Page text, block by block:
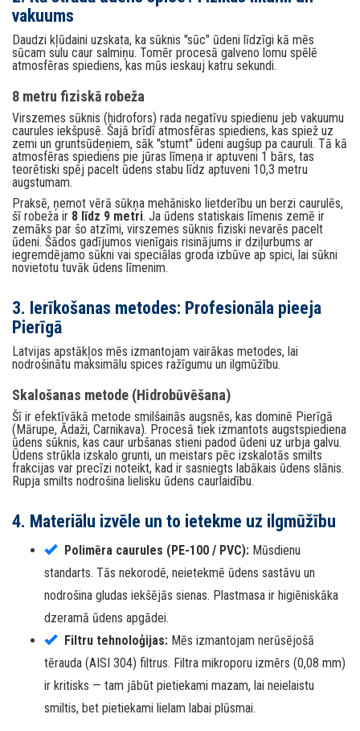
vakuums
Daudzi kļūdaini uzskata, ka sūknis "sūc" ūdeni līdzīgi kā mēs
sūcam sulu caur salmiņu. Tomēr procesā galveno lomu spēlē
atmosfēras spiediens, kas mūs ieskauj katru sekundi.
8 metru fiziskā robeža
Virszemes sūknis (hidrofors) rada negatīvu spiedienu jeb vakuumu
caurules iekšpusē. Šajā brīdī atmosfēras spiediens, kas spiež uz
zemi un gruntsūdeņiem, sāk "stumt" ūdeni augšup pa cauruli. Tā kā
atmosfēras spiediens pie jūras līmeņa ir aptuveni 1 bārs, tas
teorētiski spēj pacelt ūdens stabu līdz aptuveni 10,3 metru
augstumam.
Praksē, ņemot vērā sūkņa mehānisko lietderību un berzi caurulēs,
šī robeža ir 8 līdz 9 metri. Ja ūdens statiskais līmenis zemē ir
zemāks par šo atzīmi, virszemes sūknis fiziski nevarēs pacelt
ūdeni. Šādos gadījumos vienīgais risinājums ir dziļurbums ar
iegremdējamo sūkni vai speciālas groda izbūve ap spici, lai sūkni
novietotu tuvāk ūdens līmenim.
3. Ierīkošanas metodes: Profesionāla pieeja
Pierīgā
Latvijas apstākļos mēs izmantojam vairākas metodes, lai
nodrošinātu maksimālu spices ražīgumu un ilgmūžību.
Skalošanas metode (Hidrobūvēšana)
Šī ir efektīvākā metode smilšainās augsnēs, kas dominē Pierīgā
(Mārupe, Ādaži, Carnikava). Procesā tiek izmantots augstspiediena
ūdens sūknis, kas caur urbšanas stieni padod ūdeni uz urbja galvu.
Ūdens strūkla izskalo grunti, un meistars pēc izskalotās smilts
frakcijas var precīzi noteikt, kad ir sasniegts labākais ūdens slānis.
Rupja smilts nodrošina lielisku ūdens caurlaidību.
4. Materiālu izvēle un to ietekme uz ilgmūžību
Polimēra caurules (PE-100 / PVC): Mūsdienu
standarts. Tās nekorodē, neietekmē ūdens sastāvu un
nodrošina gludas iekšējās sienas. Plastmasa ir higiēniskāka
dzeramā ūdens apgādei.
Filtru tehnoloģijas: Mēs izmantojam nerūsējošā
tērauda (AISI 304) filtrus. Filtra mikroporu izmērs (0,08 mm)
ir kritisks — tam jābūt pietiekami mazam, lai neielaistu
smiltis, bet pietiekami lielam labai plūsmai.